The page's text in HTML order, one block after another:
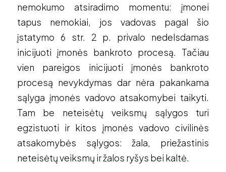
nemokumo atsiradimo momentu: įmonei
tapus nemokiai, jos vadovas pagal šio
įstatymo 6 str. 2 p. privalo nedelsdamas
inicijuoti įmonės bankroto procesą. Tačiau
vien pareigos inicijuoti įmonės bankroto
procesą nevykdymas dar nėra pakankama
sąlyga įmonės vadovo atsakomybei taikyti.
Tam be neteisėtų veiksmų sąlygos turi
egzistuoti ir kitos įmonės vadovo civilinės
atsakomybės sąlygos: žala, priežastinis
neteisėtų veiksmų ir žalos ryšys bei kaltė.